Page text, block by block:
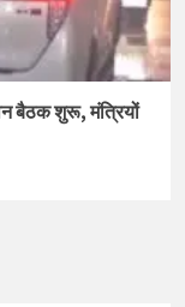
बैठक शुरू, मंत्रियों